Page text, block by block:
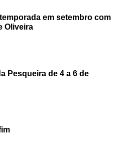
em setembro com
Oliveira
Pesqueira de 4 a 6 de